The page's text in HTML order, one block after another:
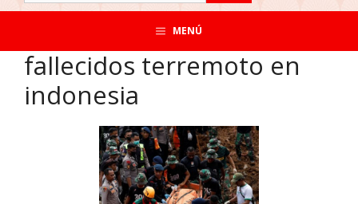
MENÚ
fallecidos terremoto en
indonesia